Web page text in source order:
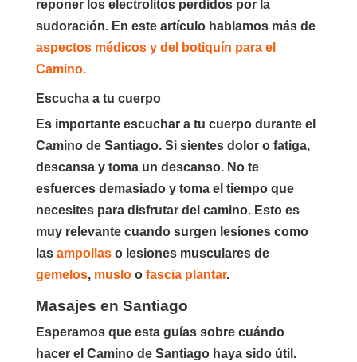
reponer los electrolitos perdidos por la
sudoración. En este artículo hablamos más de
aspectos médicos y del botiquín para el
Camino.
Escucha a tu cuerpo
Es importante escuchar a tu cuerpo durante el
Camino de Santiago. Si sientes dolor o fatiga,
descansa y toma un descanso. No te
esfuerces demasiado y toma el tiempo que
necesites para disfrutar del camino. Esto es
muy relevante cuando surgen lesiones como
lasampollaso lesiones musculares de
gemelos, muslo o fascia plantar.
Masajes en Santiago
Esperamos que esta guías sobre cuándo
hacer el Camino de Santiago haya sido útil.